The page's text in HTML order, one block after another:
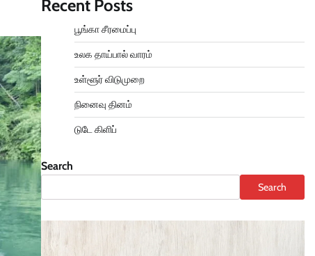
Recent Posts
பூங்கா சீரமைப்பு
உலக தாய்பால் வாரம்
உள்ளூர் விடுமுறை
நினைவு தினம்
டுடே கிளிப்
Search
Search